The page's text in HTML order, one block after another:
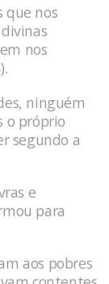
que nos
nos
ninguém
o próprio
segundo a
e
para
aos pobres